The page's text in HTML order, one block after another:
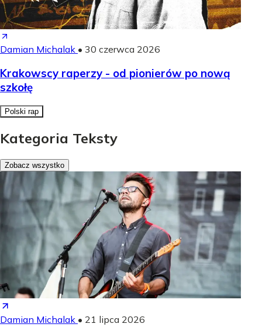
Damian Michalak • 30 czerwca 2026
Krakowscy raperzy - od pionierów po nową
szkołę
Polski rap
Kategoria Teksty
Zobacz wszystko
Damian Michalak • 21 lipca 2026